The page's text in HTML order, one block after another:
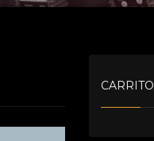
CARRITO